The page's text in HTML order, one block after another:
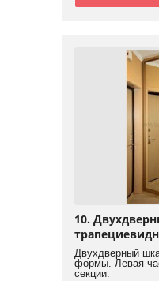
10.
Двухдверный
формы. Левая
секции.